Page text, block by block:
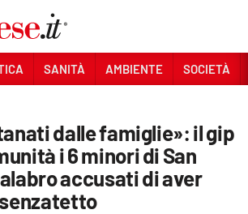
SANITÀ AMBIENTE SOCIETÀ
dalle famiglie»: il gip
i 6 minori di San
accusati di aver